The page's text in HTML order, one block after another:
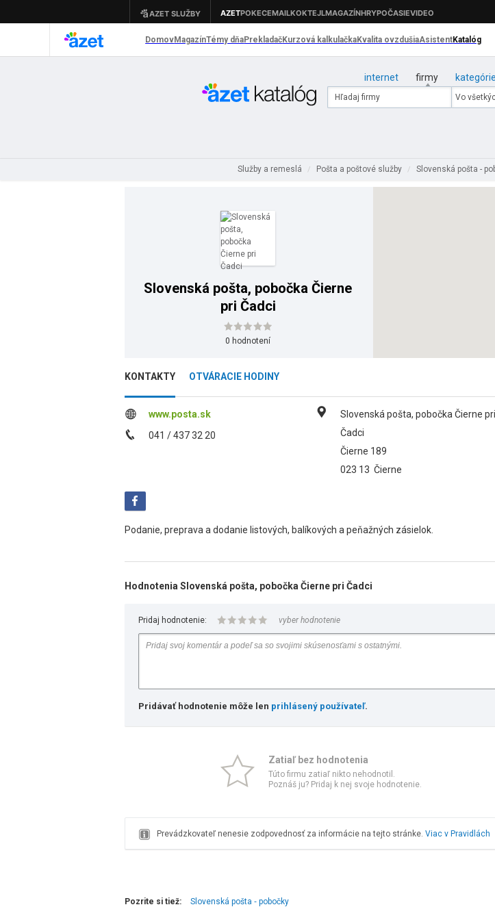
internet firmy
Služby a remeslá / Pošta a poštové služby / Slovenská pošta -
Slovenská pošta, pobočka Čierne
pri Čadci
0 hodnotení
KONTAKTY OTVÁRACIE HODINY
www.posta.sk
041 / 437 32 20
Slovenská pošta, pobočka Čierne pri
Čadci
Čierne 189
023 13 Čierne
Podanie, preprava a dodanie listových, balíkových a peňažných zásielok.
Hodnotenia Slovenská pošta, pobočka Čierne pri Čadci
Pridaj hodnotenie: vyber hodnotenie
Pridávať hodnotenie môže len prihlásený používateľ.
Zatiaľ bez hodnotenia
Túto firmu zatiaľ nikto nehodnotil.
Poznáš ju? Pridaj k nej svoje hodnotenie.
Prevádzkovateľ nenesie zodpovednosť za informácie na tejto stránke. Viac v Pravidlách
Pozrite si tiež: Slovenská pošta ‑ pobočky